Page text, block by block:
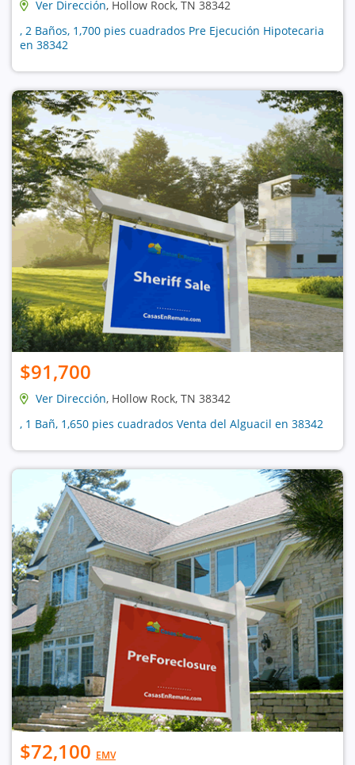
Ver Dirección, Hollow Rock, TN 38342
, 2 Baños, 1,700 pies cuadrados Pre Ejecución Hipotecaria
en 38342
$91,700
Ver Dirección, Hollow Rock, TN 38342
, 1 Bañ, 1,650 pies cuadrados Venta del Alguacil en 38342
$72,100 EMV